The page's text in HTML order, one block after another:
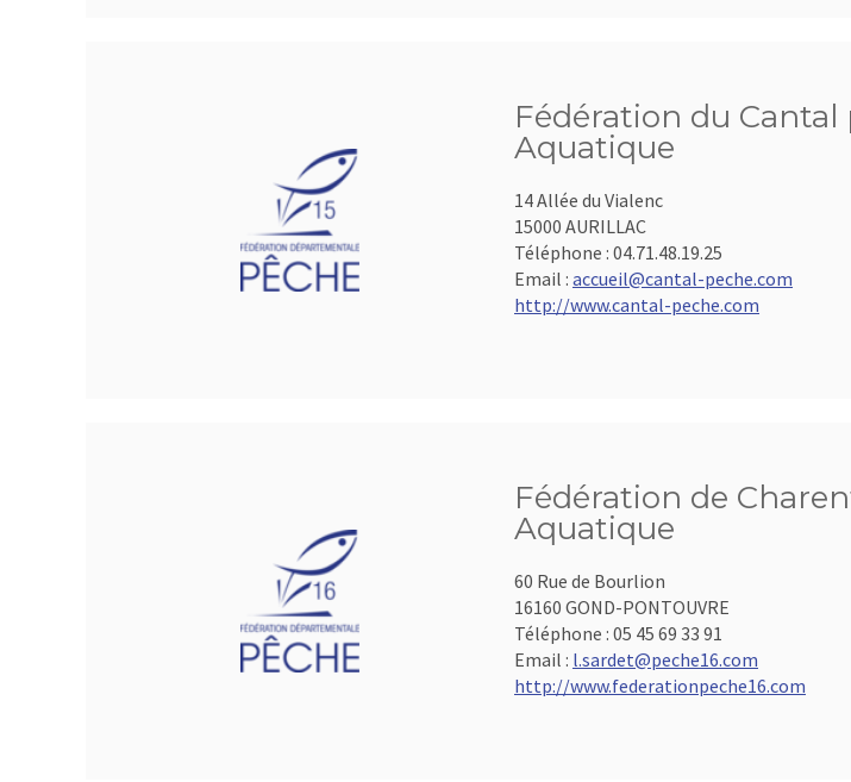
Fédération du
Aquatique
14 Allée du Vialenc
15000 AURILLAC
Téléphone : 04.71.48.19.25
Email : accueil@cantal-peche.com
http://www.cantal-peche.com
Fédération de
Aquatique
60 Rue de Bourlion
16160 GOND-PONTOUVRE
Téléphone : 05 45 69 33 91
Email : l.sardet@peche16.com
http://www.federationpeche16.com